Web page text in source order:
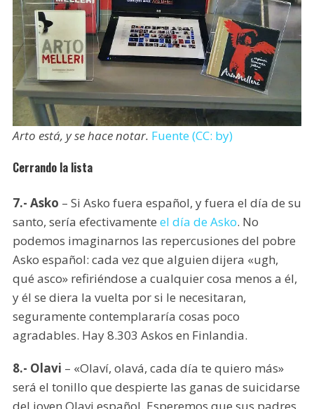
Arto está, y se hace notar. Fuente (CC: by)
Cerrando la lista
7.- Asko – Si Asko fuera español, y fuera el día de su
santo, sería efectivamente el día de Asko. No
podemos imaginarnos las repercusiones del pobre
Asko español: cada vez que alguien dijera «ugh,
qué asco» refiriéndose a cualquier cosa menos a él,
y él se diera la vuelta por si le necesitaran,
seguramente contemplararía cosas poco
agradables. Hay 8.303 Askos en Finlandia.
8.- Olavi – «Olaví, olavá, cada día te quiero más»
será el tonillo que despierte las ganas de suicidarse